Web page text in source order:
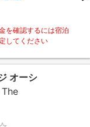
を確認するには宿泊
してください
オーシ